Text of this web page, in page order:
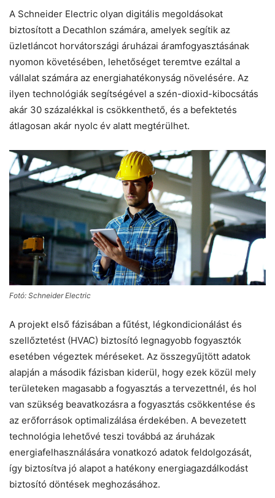
A Schneider Electric olyan digitális megoldásokat
biztosított a Decathlon számára, amelyek segítik az
üzletláncot horvátországi áruházai áramfogyasztásának
nyomon követésében, lehetőséget teremtve ezáltal a
vállalat számára az energiahatékonyság növelésére. Az
ilyen technológiák segítségével a szén-dioxid-kibocsátás
akár 30 százalékkal is csökkenthető, és a befektetés
átlagosan akár nyolc év alatt megtérülhet.
Fotó: Schneider Electric
A projekt első fázisában a fűtést, légkondicionálást és
szellőztetést (HVAC) biztosító legnagyobb fogyasztók
esetében végeztek méréseket. Az összegyűjtött adatok
alapján a második fázisban kiderül, hogy ezek közül mely
területeken magasabb a fogyasztás a tervezettnél, és hol
van szükség beavatkozásra a fogyasztás csökkentése és
az erőforrások optimalizálása érdekében. A bevezetett
technológia lehetővé teszi továbbá az áruházak
energiafelhasználására vonatkozó adatok feldolgozását,
így biztosítva jó alapot a hatékony energiagazdálkodást
biztosító döntések meghozásához.